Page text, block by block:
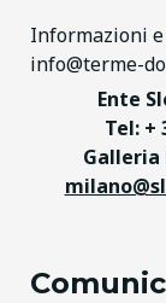
Informazioni
info@terme-
Ente
Tel: +
Galleria